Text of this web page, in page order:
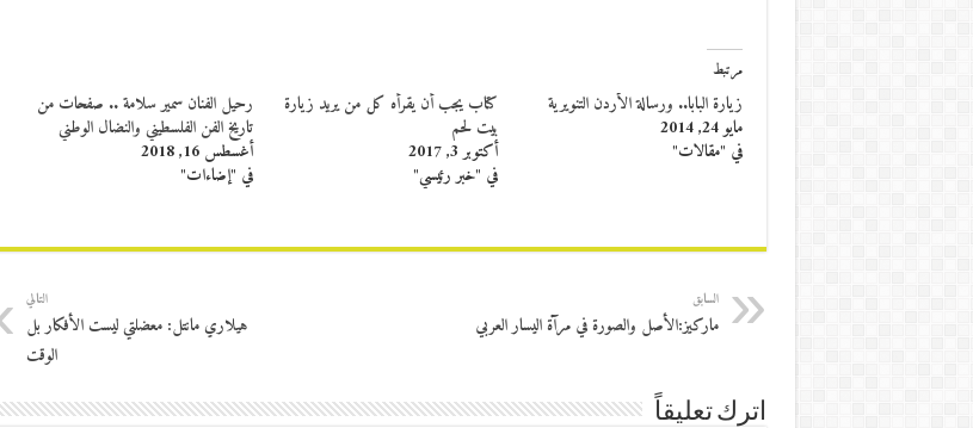
مرتبط
زيارة البابا.. ورسالة الأردن التنويرية
مايو 24, 2014
في "مقالات"
كتاب يجب أن يقرأه كل من يريد زيارة
بيت لحم
أكتوبر 3, 2017
في "خبر رئيسي"
رحيل الفنان سمير سلامة .. صفحات من
تاريخ الفن الفلسطيني والنضال الوطني
أغسطس 16, 2018
في "إضاءات"
السابق
ماركيز:الأصل والصورة في مرآة اليسار العربي
التالي
هيلاري مانتل‮:‬ معضلتي ليست الأفكار بل
الوقت
اترك تعليقاً